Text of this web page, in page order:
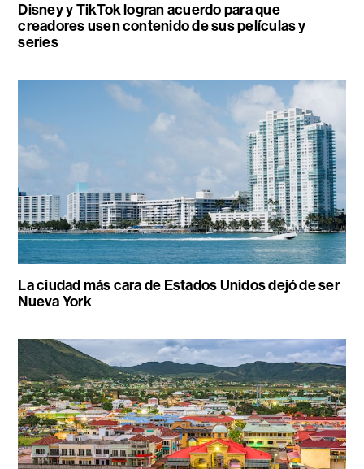
Disney y TikTok logran acuerdo para que
creadores usen contenido de sus películas y
series
La ciudad más cara de Estados Unidos dejó de ser
Nueva York